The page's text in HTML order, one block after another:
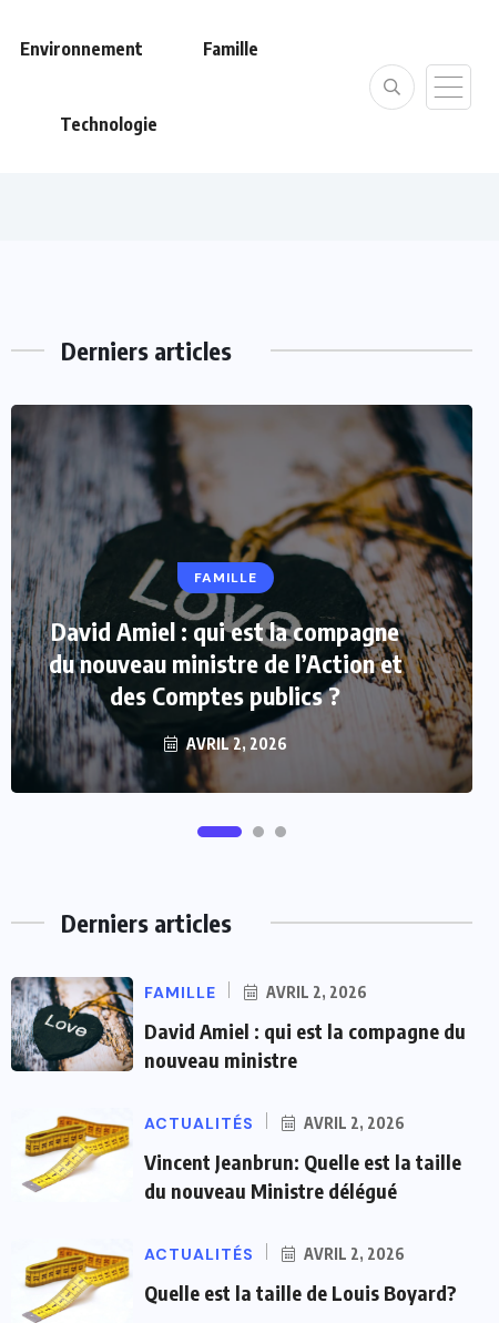
Environnement Famille
Technologie
Derniers articles
FAMILLE
David Amiel : qui est la compagne
du nouveau ministre de l’Action et
des Comptes publics ?
AVRIL 2, 2026
ACTUALITÉS
Vincent Jeanbrun: Quelle est la
taille du nouveau Ministre délégué
chargé du Logement de France?
AVRIL 2, 2026
Derniers articles
FAMILLE AVRIL 2, 2026
David Amiel : qui est la compagne du
nouveau ministre
ACTUALITÉS AVRIL 2, 2026
Vincent Jeanbrun: Quelle est la taille
du nouveau Ministre délégué
ACTUALITÉS AVRIL 2, 2026
Quelle est la taille de Louis Boyard?